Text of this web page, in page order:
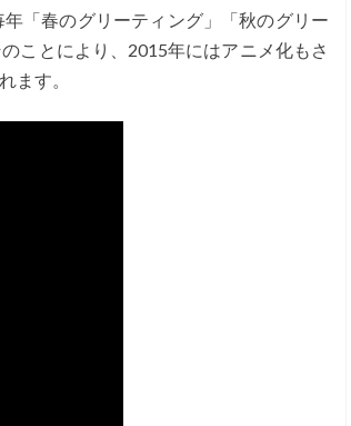
「春のグリーティング」「秋のグリー
ことにより、2015年にはアニメ化もさ
ます。